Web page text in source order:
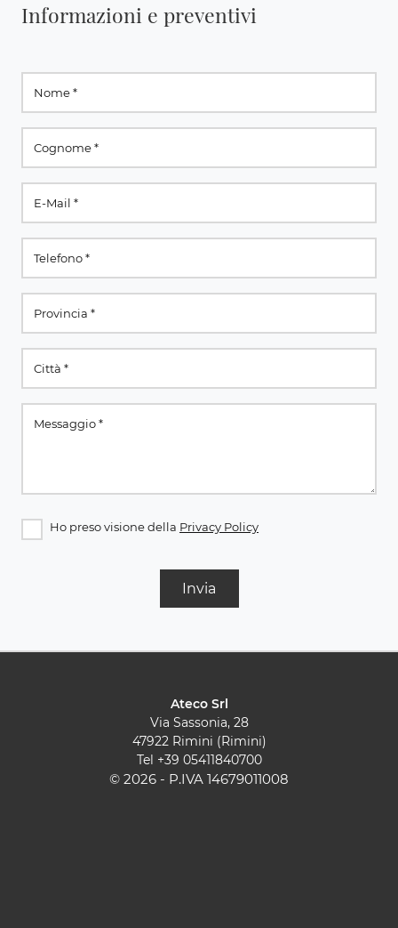
Informazioni e preventivi
Ho preso visione della Privacy Policy
Invia
Ateco Srl
Via Sassonia, 28
47922 Rimini (Rimini)
Tel +39 05411840700
© 2026 - P.IVA 14679011008